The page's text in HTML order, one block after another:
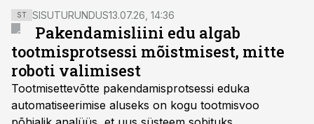
maismaa robootikasüsteemide arendamiseks ja
turustamiseks.
ST SISUTURUNDUS13.07.26, 14:36
Pakendamisliini edu algab
tootmisprotsessi mõistmisest, mitte
roboti valimisest
Tootmisettevõtte pakendamisprotsessi eduka
automatiseerimise aluseks on kogu tootmisvoo